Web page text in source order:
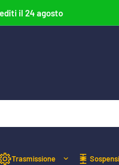
il 24 agosto
Trasmissione